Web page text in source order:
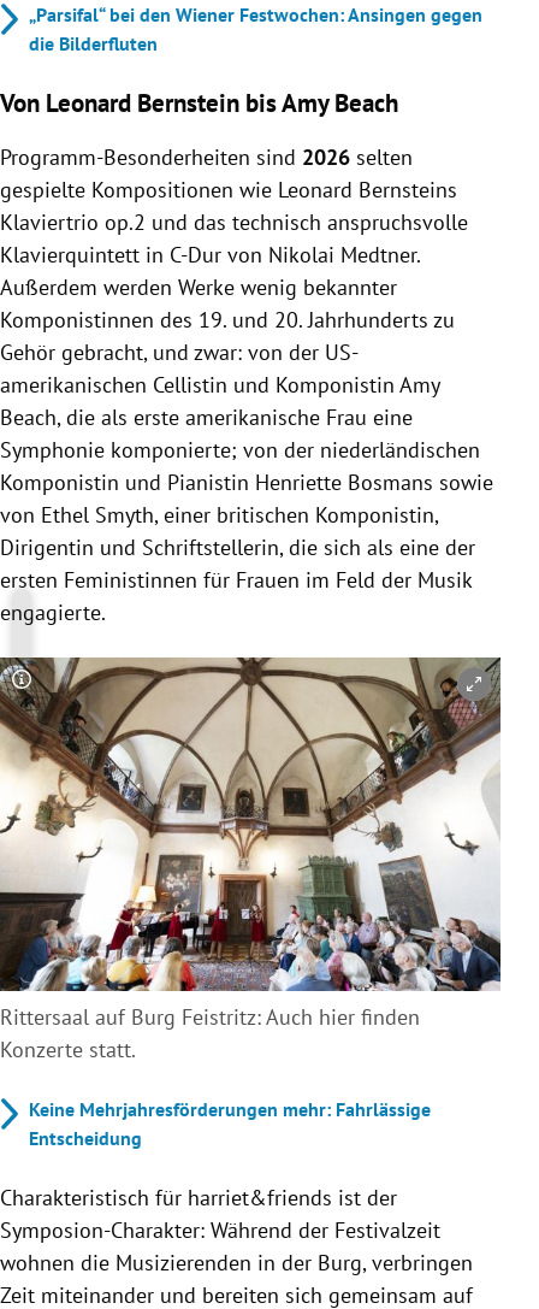
„Parsifal“ bei den Wiener Festwochen: Ansingen gegen
die Bilderfluten
Von Leonard Bernstein bis Amy Beach
Programm-Besonderheiten sind 2026 selten
gespielte Kompositionen wie Leonard Bernsteins
Klaviertrio op.2 und das technisch anspruchsvolle
Klavierquintett in C-Dur von Nikolai Medtner.
Außerdem werden Werke wenig bekannter
Komponistinnen des 19. und 20. Jahrhunderts zu
Gehör gebracht, und zwar: von der US-
amerikanischen Cellistin und Komponistin Amy
Beach, die als erste amerikanische Frau eine
Symphonie komponierte; von der niederländischen
Komponistin und Pianistin Henriette Bosmans sowie
von Ethel Smyth, einer britischen Komponistin,
Dirigentin und Schriftstellerin, die sich als eine der
ersten Feministinnen für Frauen im Feld der Musik
engagierte.
Copyright-Hinweis öffnen/schließen
Rittersaal auf Burg Feistritz: Auch hier finden
Konzerte statt.
Keine Mehrjahresförderungen mehr: Fahrlässige
Entscheidung
Charakteristisch für harriet&friends ist der
Symposion-Charakter: Während der Festivalzeit
wohnen die Musizierenden in der Burg, verbringen
Zeit miteinander und bereiten sich gemeinsam auf